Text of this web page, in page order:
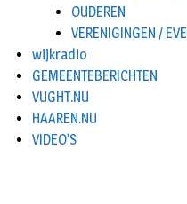
OUDEREN
VERENIGINGEN /
wijkradio
GEMEENTEBERICHTEN
VUGHT.NU
HAAREN.NU
VIDEO’S